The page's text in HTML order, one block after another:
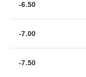
-6.50
-7.00
-7.50